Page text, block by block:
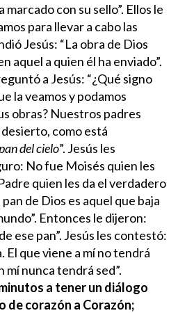
marcado con su sello”. Ellos le
para llevar a cabo las
Jesús: “La obra de Dios
aquel a quien él ha enviado”.
a Jesús: “¿Qué signo
la veamos y podamos
obras? Nuestros padres
como está
del cielo”. Jesús les
No fue Moisés quien les
quien les da el verdadero
de Dios es aquel que baja
Entonces le dijeron:
ese pan”. Jesús les contestó:
El que viene a mí no tendrá
mí nunca tendrá sed”.
a tener un diálogo
de corazón a Corazón;